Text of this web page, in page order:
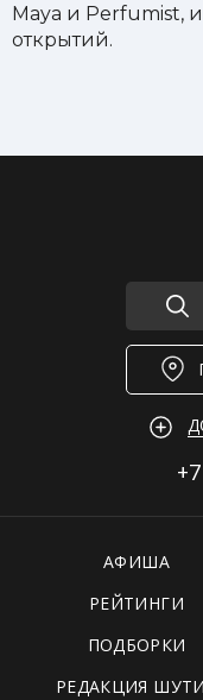
Maya и Perfumist,
открытий.
АФИША
РЕЙТИНГИ
ПОДБОРКИ
РЕДАКЦИЯ